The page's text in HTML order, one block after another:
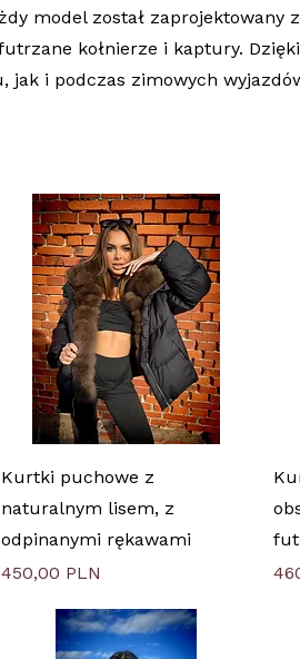
model został zaprojektowany
kołnierze i kaptury.
jak i podczas zimowych
Быстрый просмотр
Kurtki puchowe z
naturalnym lisem, z
odpinanymi rękawami
Цена
450,00 PLN